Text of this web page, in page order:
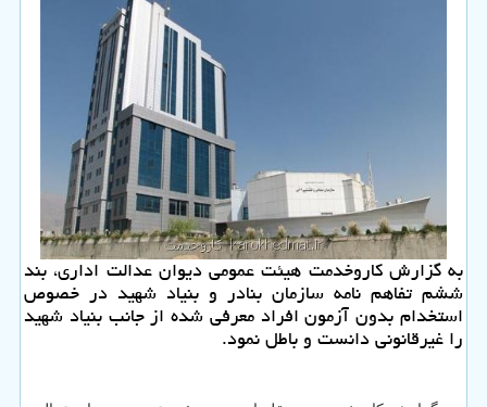
به گزارش كاروخدمت هیئت عمومی دیوان عدالت اداری، بند
ششم تفاهم نامه سازمان بنادر و بنیاد شهید در خصوص
استخدام بدون آزمون افراد معرفی شده از جانب بنیاد شهید
را غیرقانونی دانست و باطل نمود.